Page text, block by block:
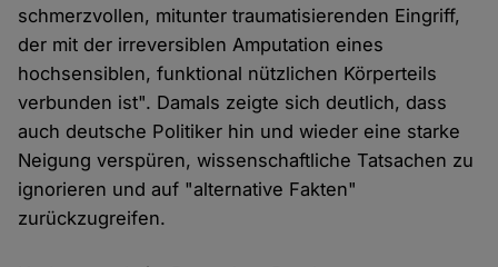
schmerzvollen, mitunter traumatisierenden Eingriff,
der mit der irreversiblen Amputation eines
hochsensiblen, funktional nützlichen Körperteils
verbunden ist". Damals zeigte sich deutlich, dass
auch deutsche Politiker hin und wieder eine starke
Neigung verspüren, wissenschaftliche Tatsachen zu
ignorieren und auf "alternative Fakten"
zurückzugreifen.